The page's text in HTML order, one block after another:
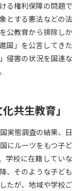
ローバルに強い大学特
特待生制度特集
択
）
グラムから探す
る権利保障の問題で
とする憲法などの法
公教育から排除しか
国」を公言してきた
侵害の状況を国連な
共生教育」
実態調査の結果、日
にルーツをもつ子ど
学校に在籍していな
、そのような子ども
たが、地域や学校ご